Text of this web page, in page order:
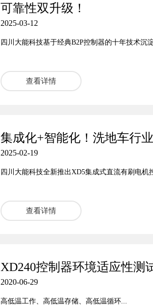
可靠性双升级！
2025-03-12
四川大能科技基于经典B2P控制器的十年技术沉
查看详情
集成化+智能化！洗地车行
2025-02-19
四川大能科技全新推出XD5集成式直流有刷电机
查看详情
XD240控制器环境适应性测
2020-06-29
高低温工作、高低温存储、高低温循环...